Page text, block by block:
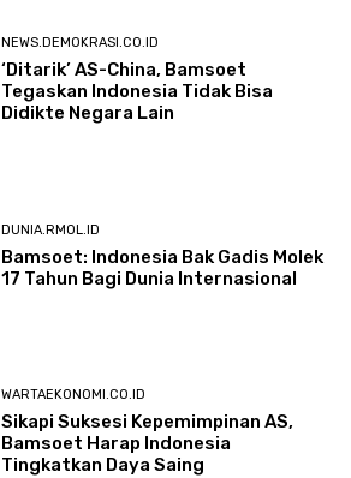
NEWS.DEMOKRASI.CO.ID
‘Ditarik’ AS-China, Bamsoet
Tegaskan Indonesia Tidak Bisa
Didikte Negara Lain
DUNIA.RMOL.ID
Bamsoet: Indonesia Bak Gadis Molek
17 Tahun Bagi Dunia Internasional
WARTAEKONOMI.CO.ID
Sikapi Suksesi Kepemimpinan AS,
Bamsoet Harap Indonesia
Tingkatkan Daya Saing